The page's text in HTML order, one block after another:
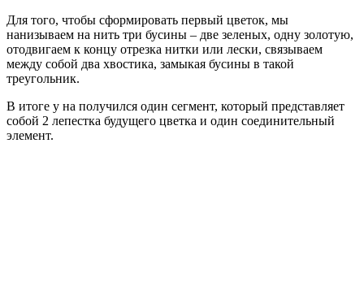
Для того, чтобы сформировать первый цветок, мы
нанизываем на нить три бусины – две зеленых, одну золотую,
отодвигаем к концу отрезка нитки или лески, связываем
между собой два хвостика, замыкая бусины в такой
треугольник.
В итоге у на получился один сегмент, который представляет
собой 2 лепестка будущего цветка и один соединительный
элемент.